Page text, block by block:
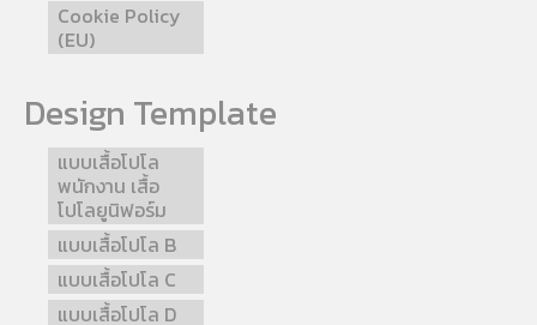
Cookie Policy
(EU)
Design Template
แบบเสื้อโปโล
พนักงาน เสื้อ
โปโลยูนิฟอร์ม
แบบเสื้อโปโล B
แบบเสื้อโปโล C
แบบเสื้อโปโล D